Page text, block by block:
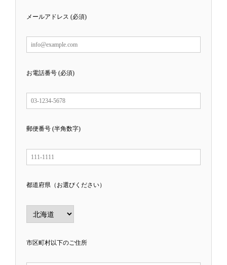
メールアドレス (必須)
お電話番号 (必須)
郵便番号 (半角数字)
都道府県（お選びください）
市区町村以下のご住所